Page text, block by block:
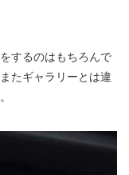
するのはもちろんで
たギャラリーとは違